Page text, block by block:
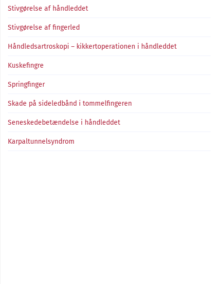
Stivgørelse af håndleddet
Stivgørelse af fingerled
Håndledsartroskopi – kikkertoperationen i håndleddet
Kuskefingre
Springfinger
Skade på sideledbånd i tommelfingeren
Seneskedebetændelse i håndleddet
Karpaltunnelsyndrom